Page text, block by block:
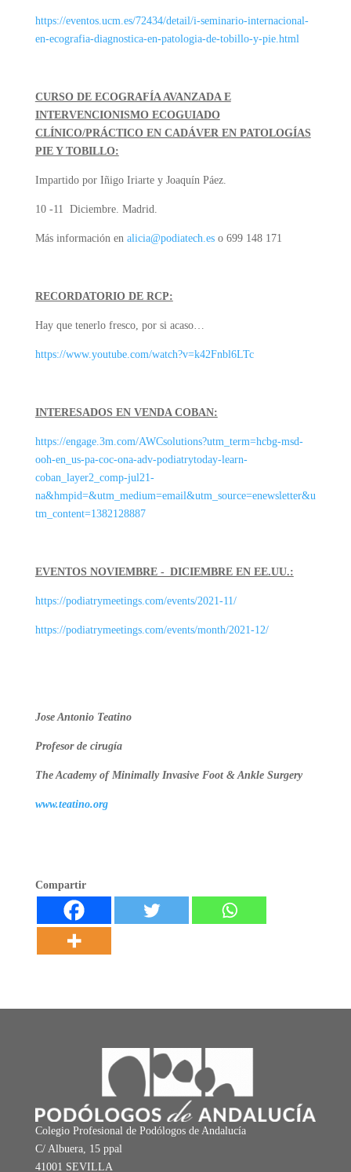
https://eventos.ucm.es/72434/detail/i-seminario-internacional-
en-ecografia-diagnostica-en-patologia-de-tobillo-y-pie.html
CURSO DE ECOGRAFÍA AVANZADA E
INTERVENCIONISMO ECOGUIADO
CLÍNICO/PRÁCTICO EN CADÁVER EN PATOLOGÍAS
PIE Y TOBILLO:
Impartido por Iñigo Iriarte y Joaquín Páez.
10 -11 Diciembre. Madrid.
Más información en alicia@podiatech.eso 699 148 171
RECORDATORIO DE RCP:
Hay que tenerlo fresco, por si acaso…
https://www.youtube.com/watch?v=k42Fnbl6LTc
INTERESADOS EN VENDA COBAN:
https://engage.3m.com/AWCsolutions?utm_term=hcbg-msd-
ooh-en_us-pa-coc-ona-adv-podiatrytoday-learn-
coban_layer2_comp-jul21-
na&hmpid=&utm_medium=email&utm_source=enewsletter&u
tm_content=1382128887
EVENTOS NOVIEMBRE -_DICIEMBRE EN EE.UU.:
https://podiatrymeetings.com/events/2021-11/
https://podiatrymeetings.com/events/month/2021-12/
Jose Antonio Teatino
Profesor de cirugía
The Academy of Minimally Invasive Foot & Ankle Surgery
www.teatino.org
Compartir
Colegio Profesional de Podólogos de Andalucía
C/ Albuera, 15 ppal
41001 SEVILLA